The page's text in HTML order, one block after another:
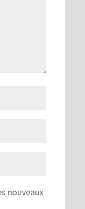
nouveaux